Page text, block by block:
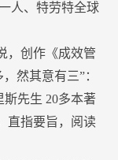
人、特劳特全球
，创作《成效管
然其意有三”：
斯先生 20多本著
直指要旨，阅读